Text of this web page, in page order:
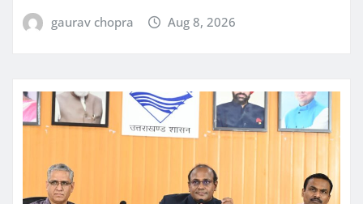
gaurav chopra Aug 8, 2026